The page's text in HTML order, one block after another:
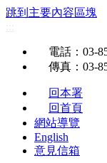
跳到主要內容區塊
電話 ：03-
傳真 ：03-
回本署
回首頁
網站導覽
English
意見信箱